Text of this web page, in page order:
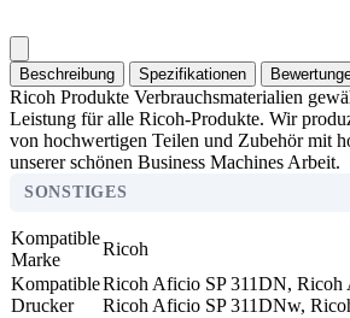
Beschreibung Spezifikationen
Ricoh Produkte Verbrauchsmaterialien
Leistung für alle Ricoh-Produkte. Wir
von hochwertigen Teilen und Zubehör mit
unserer schönen Business Machines Arbeit.
SONSTIGES
Kompatible
Marke
Ricoh
Kompatible
Drucker
Ricoh Aficio SP 311DN, Ricoh
Ricoh Aficio SP 311DNw,